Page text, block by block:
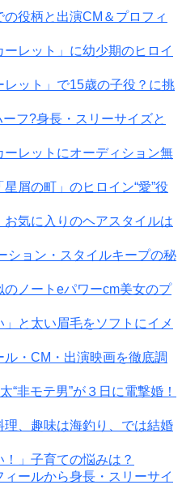
役柄と出演CM＆プロフィ
レット」に幼少期のヒロイ
ット」で15歳の子役？に挑
フ?身長・スリーサイズと
レットにオーディション無
屑の町」のヒロイン“愛”役
気に入りのヘアスタイルは
ション・スタイルキープの秘
ノートeパワーcm美女のプ
と太い眉毛をソフトにイメ
・CM・出演映画を徹底調
“非モテ男”が３日に電撃婚！
、趣味は海釣り、では結婚
」子育ての悩みは？
ールから身長・スリーサイ